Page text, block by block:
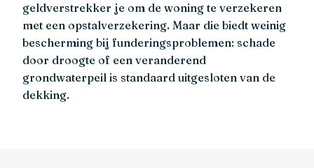
geldverstrekker je om de woning te verzekeren
met een opstalverzekering. Maar die biedt weinig
bescherming bij funderingsproblemen: schade
door droogte of een veranderend
grondwaterpeil is standaard uitgesloten van de
dekking.